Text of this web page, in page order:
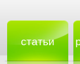
статьи